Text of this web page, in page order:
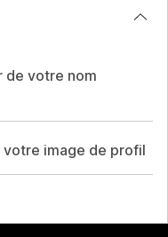
de votre nom
image de profil